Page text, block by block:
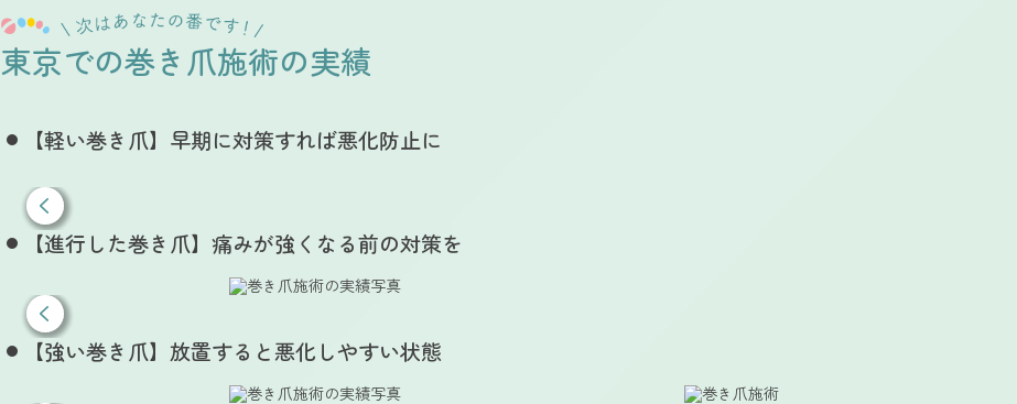
東京での巻き爪施術の実績
【軽い巻き爪】早期に対策すれば悪化防止に
【進行した巻き爪】痛みが強くなる前の対策を
【強い巻き爪】放置すると悪化しやすい状態